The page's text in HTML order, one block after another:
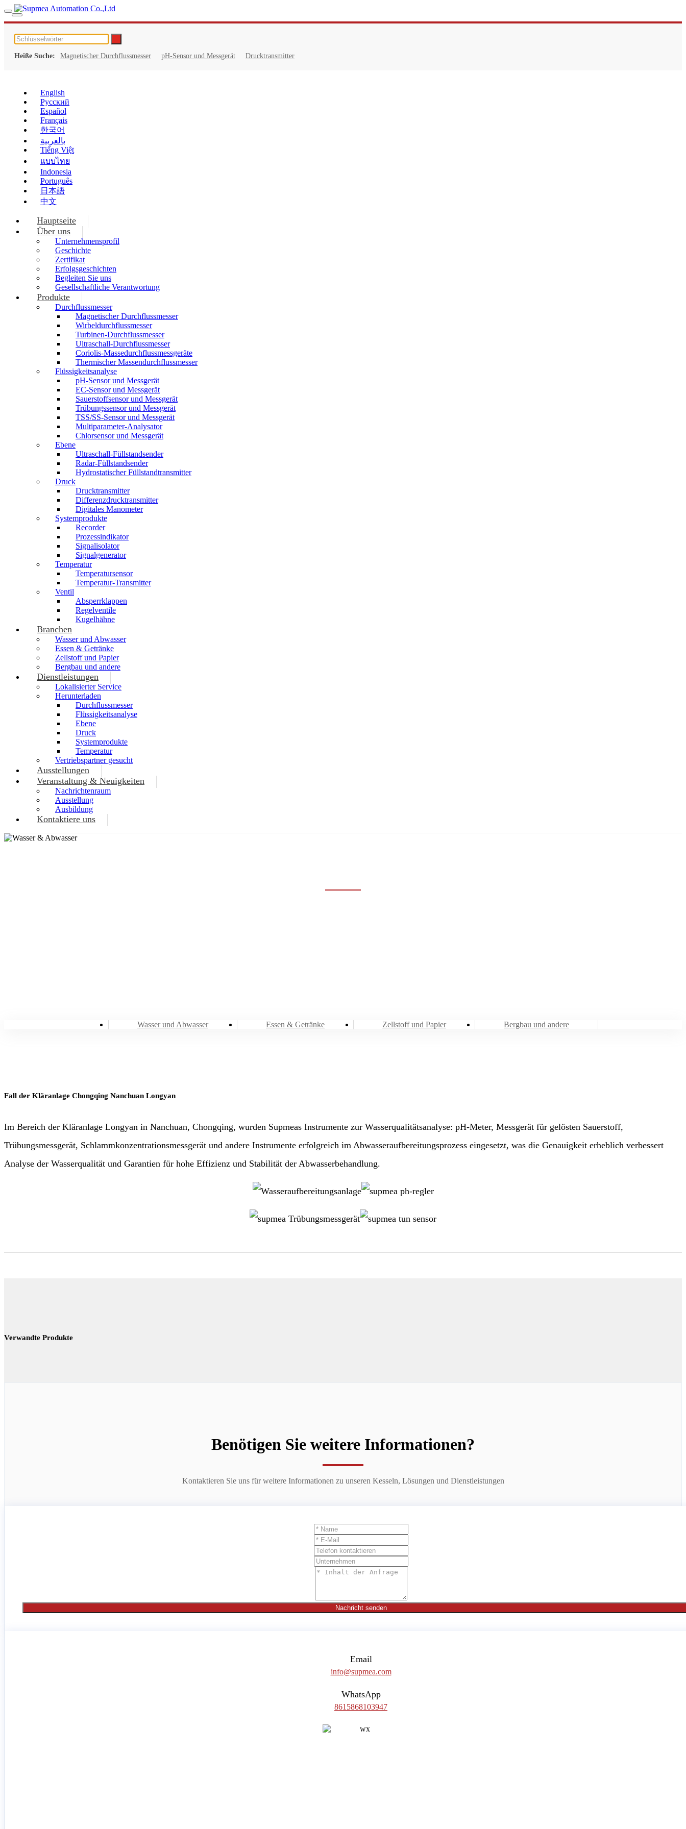
Heiße Suche: Magnetischer Durchflussmesser pH-Sensor und Messgerät Drucktransmitter
English
Русский
Español
Français
한국어
بالعربية
Tiếng Việt
แบบไทย
Indonesia
Português
日本語
中文
Hauptseite
Über uns
Unternehmensprofil
Geschichte
Zertifikat
Erfolgsgeschichten
Begleiten Sie uns
Gesellschaftliche Verantwortung
Produkte
Durchflussmesser
Magnetischer Durchflussmesser
Wirbeldurchflussmesser
Turbinen-Durchflussmesser
Ultraschall-Durchflussmesser
Coriolis-Massedurchflussmessgeräte
Thermischer Massendurchflussmesser
Flüssigkeitsanalyse
pH-Sensor und Messgerät
EC-Sensor und Messgerät
Sauerstoffsensor und Messgerät
Trübungssensor und Messgerät
TSS/SS-Sensor und Messgerät
Multiparameter-Analysator
Chlorsensor und Messgerät
Ebene
Ultraschall-Füllstandsender
Radar-Füllstandsender
Hydrostatischer Füllstandtransmitter
Druck
Drucktransmitter
Differenzdrucktransmitter
Digitales Manometer
Systemprodukte
Recorder
Prozessindikator
Signalisolator
Signalgenerator
Temperatur
Temperatursensor
Temperatur-Transmitter
Ventil
Absperrklappen
Regelventile
Kugelhähne
Branchen
Wasser und Abwasser
Essen & Getränke
Zellstoff und Papier
Bergbau und andere
Dienstleistungen
Lokalisierter Service
Herunterladen
Durchflussmesser
Flüssigkeitsanalyse
Ebene
Druck
Systemprodukte
Temperatur
Vertriebspartner gesucht
Ausstellungen
Veranstaltung & Neuigkeiten
Nachrichtenraum
Ausstellung
Ausbildung
Kontaktiere uns
Wasser und Abwasser Essen & Getränke Zellstoff und Papier Bergbau und andere
Fall der Kläranlage Chongqing Nanchuan Longyan
Im Bereich der Kläranlage Longyan in Nanchuan, Chongqing, wurden Supmeas Instrumente zur Wasserqualitätsanalyse: pH-Meter, Messgerät für gelösten Sauerstoff,
Trübungsmessgerät, Schlammkonzentrationsmessgerät und andere Instrumente erfolgreich im Abwasseraufbereitungsprozess eingesetzt, was die Genauigkeit erheblich verbessert
Analyse der Wasserqualität und Garantien für hohe Effizienz und Stabilität der Abwasserbehandlung.
Verwandte Produkte
Benötigen Sie weitere Informationen?
Kontaktieren Sie uns für weitere Informationen zu unseren Kesseln, Lösungen und Dienstleistungen
Nachricht senden
Email
info@supmea.com
WhatsApp
8615868103947